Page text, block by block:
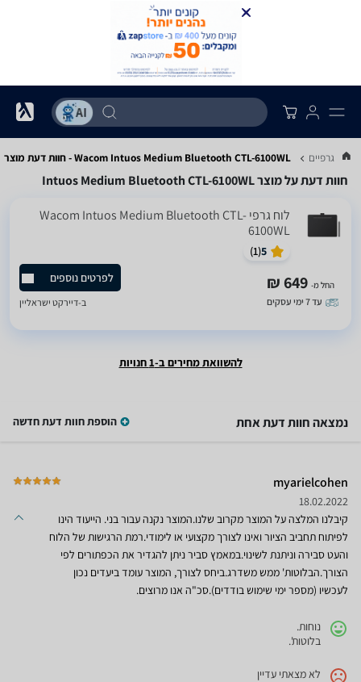
גרפיים Wacom Intuos Medium Bluetooth CTL-6100WL - חוות דעת מוצר
חוות דעת על מוצר Intuos Medium Bluetooth CTL-6100WL
לוח גרפי Wacom Intuos Medium Bluetooth CTL-
6100WL
5
(
1
)
החל מ- 649 ₪
עד 7 ימי עסקים
לפרטים נוספים
ב-דיירקט ישראליין
להשוואת מחירים ב-1 חנויות
נמצאה חוות דעת אחת הוספת חוות דעת חדשה
myarielcohen
18.02.2022
קיבלנו המלצה על המוצר מקרוב שלנו.המוצר נקנה עבור בני. הייעוד הינו
לפיתוח תחביב הציור ואינו לצורך מקצועי או לימודי.רמת הרגישות של הלוח
והעט סבירה וניתנת לשינוי.במאמץ סביר ניתן להגדיר את הכפתורים לפי
הצורך.הבלוטות' ממש משדרג.ביחס לצורך, המוצר עומד ביעדים נכון
לעכשיו (מספר ימי שימוש בודדים).סכ"ה אנו מרוצים.
נוחות.
בלוטות'.
לא מצאתי עדיין